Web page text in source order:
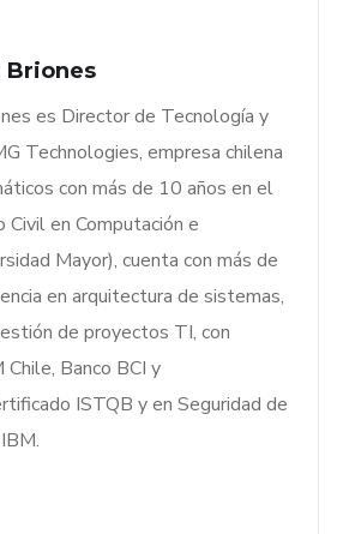
Briones
es Director de Tecnología y
Technologies, empresa chilena
con más de 10 años en el
Civil en Computación e
Mayor), cuenta con más de
en arquitectura de sistemas,
de proyectos TI, con
Banco BCI y
ISTQB y en Seguridad de